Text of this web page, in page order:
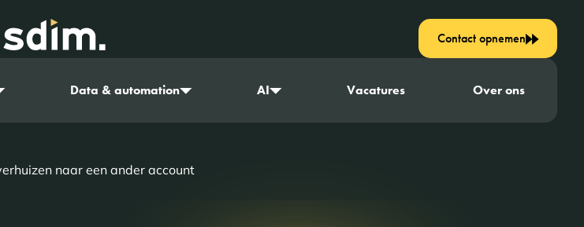
Data & automation AI Vacatures Over ons
Contact opnemen
naar een ander account